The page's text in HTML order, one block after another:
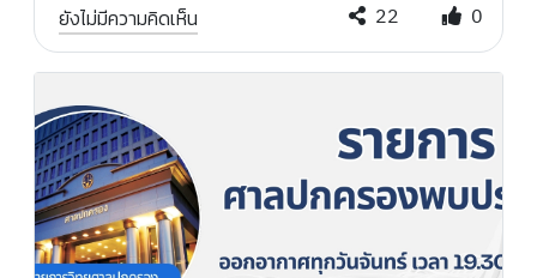
ยังไม่มีความคิดเห็น 22 0